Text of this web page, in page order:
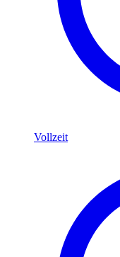
Vollzeit